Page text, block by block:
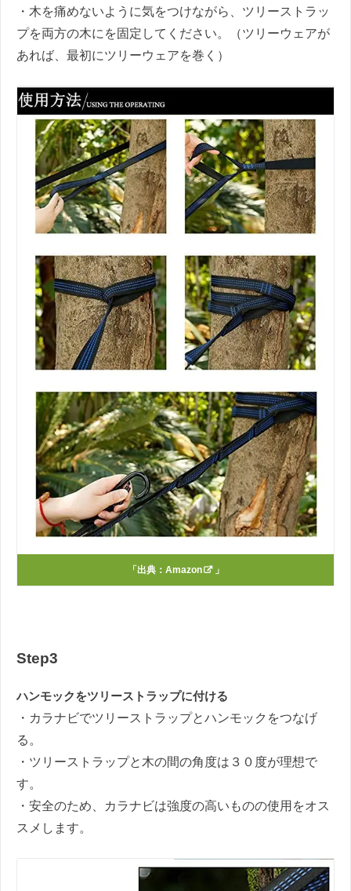
・木を痛めないように気をつけながら、ツリーストラッ
プを両方の木にを固定してください。（ツリーウェアが
あれば、最初にツリーウェアを巻く）
「出典： Amazon 」
Step3
ハンモックをツリーストラップに付ける
・カラナビでツリーストラップとハンモックをつなげ
る。
・ツリーストラップと木の間の角度は３０度が理想で
す。
・安全のため、カラナビは強度の高いものの使用をオス
スメします。